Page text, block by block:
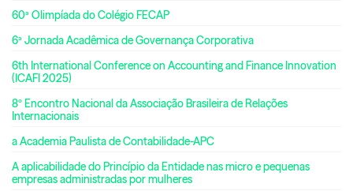
60ª Olimpíada do Colégio FECAP
6ª Jornada Acadêmica de Governança Corporativa
6th International Conference on Accounting and Finance Innovation
(ICAFI 2025)
8º Encontro Nacional da Associação Brasileira de Relações
Internacionais
a Academia Paulista de Contabilidade-APC
A aplicabilidade do Princípio da Entidade nas micro e pequenas
empresas administradas por mulheres